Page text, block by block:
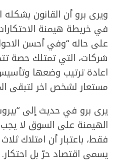
ويرى برو أن القانون
في خريطة هيمنة
على حاله “وفي أحسن
اعادة ترتيب وضعها
مستعار لشخص اخر لتبقى
يرى برو في حديث إلى
فقط، باعتبار أن امتلاك
يسمى اقتصاد حرّ بل احتكار.